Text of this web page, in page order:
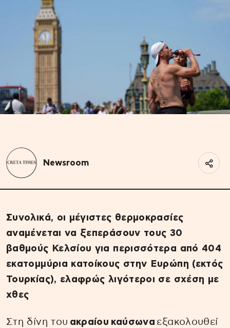
Newsroom
Συνολικά, οι μέγιστες θερμοκρασίες
αναμένεται να ξεπεράσουν τους 30
βαθμούς Κελσίου για περισσότερα από 404
εκατομμύρια κατοίκους στην Ευρώπη (εκτός
Τουρκίας), ελαφρώς λιγότεροι σε σχέση με
χθες
Στη δίνη του ακραίου καύσωνα εξακολουθεί